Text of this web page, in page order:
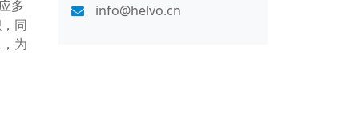
多
同
为
info@helvo.cn